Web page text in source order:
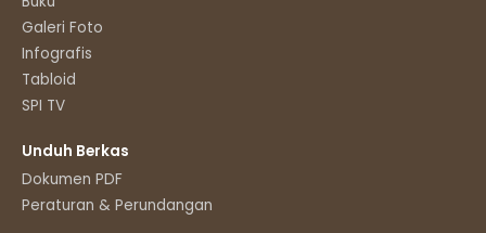
Galeri Foto
Infografis
Tabloid
SPI TV
Unduh Berkas
Dokumen PDF
Peraturan & Perundangan